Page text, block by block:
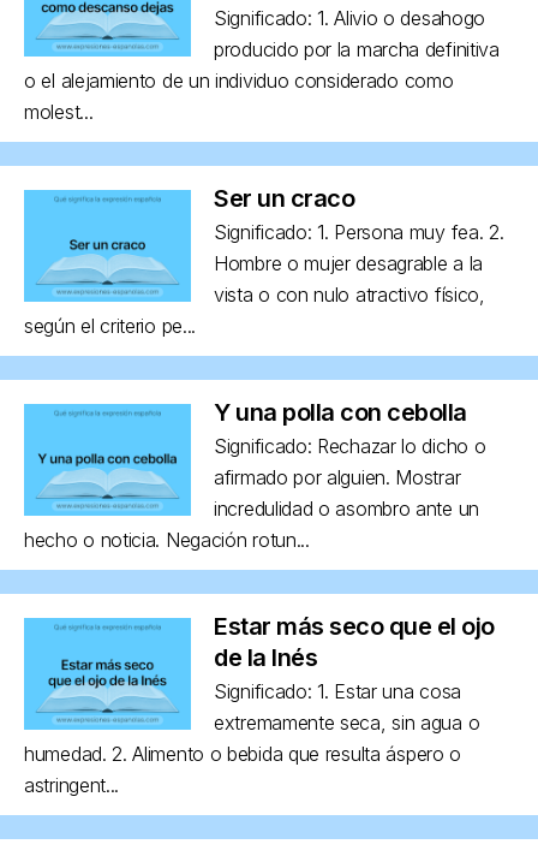
Significado: 1. Alivio o desahogo
producido por la marcha definitiva
o el alejamiento de un individuo considerado como
molest...
Ser un craco
Significado: 1. Persona muy fea. 2.
Hombre o mujer desagrable a la
vista o con nulo atractivo físico,
según el criterio pe...
Y una polla con cebolla
Significado: Rechazar lo dicho o
afirmado por alguien. Mostrar
incredulidad o asombro ante un
hecho o noticia. Negación rotun...
Estar más seco que el ojo
de la Inés
Significado: 1. Estar una cosa
extremamente seca, sin agua o
humedad. 2. Alimento o bebida que resulta áspero o
astringent...